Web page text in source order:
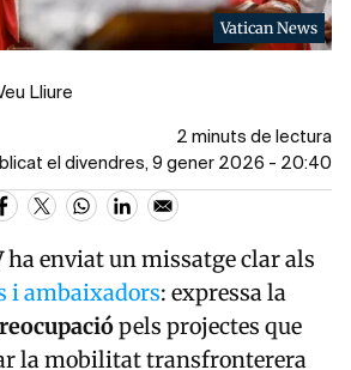
Vatican News
Lliure
2 minuts de lectura
el divendres, 9 gener 2026 - 20:40
ha enviat un missatge clar als
i ambaixadors: expressa la
pels projectes que
la mobilitat transfronterera